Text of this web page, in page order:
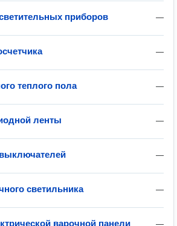
—
приборов
—
—
теплого пола
—
ленты
—
—
светильника
—
варочной панели